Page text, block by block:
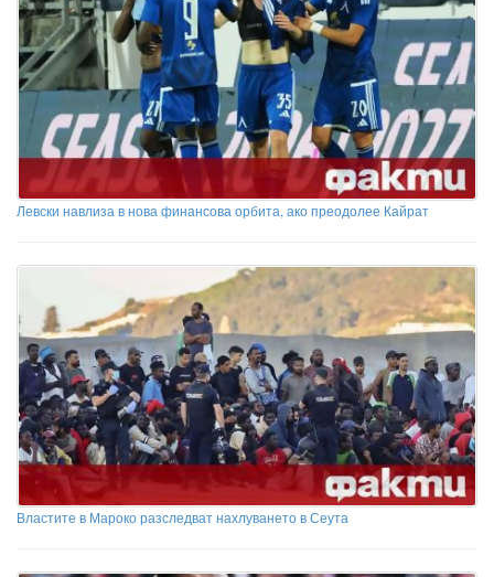
Левски навлиза в нова финансова орбита, ако преодолее Кайрат
Властите в Мароко разследват нахлуването в Сеута